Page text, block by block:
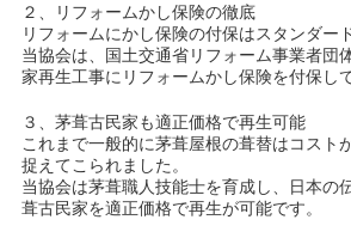
２、リフォームかし保険の徹底
リフォームにかし保険の付保はスタンダー
当協会は、国土交通省リフォーム事業者団
家再生工事にリフォームかし保険を付保し
３、茅葺古民家も適正価格で再生可能
これまで一般的に茅葺屋根の葺替はコスト
捉えてこられました。
当協会は茅葺職人技能士を育成し、日本の
葺古民家を適正価格で再生が可能です。